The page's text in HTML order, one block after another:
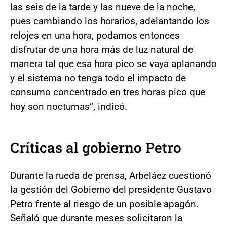
las seis de la tarde y las nueve de la noche,
pues cambiando los horarios, adelantando los
relojes en una hora, podamos entonces
disfrutar de una hora más de luz natural de
manera tal que esa hora pico se vaya aplanando
y el sistema no tenga todo el impacto de
consumo concentrado en tres horas pico que
hoy son nocturnas”, indicó.
Críticas al gobierno Petro
Durante la rueda de prensa, Arbeláez cuestionó
la gestión del Gobierno del presidente Gustavo
Petro frente al riesgo de un posible apagón.
Señaló que durante meses solicitaron la